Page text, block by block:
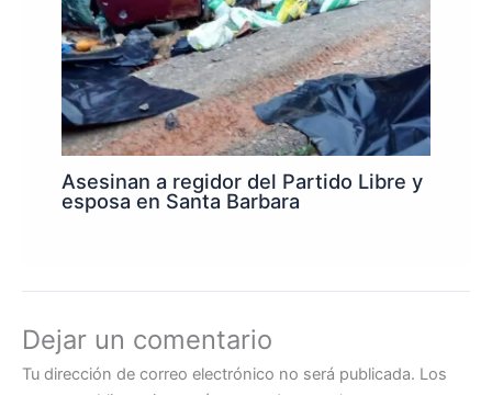
Asesinan a regidor del Partido Libre y
esposa en Santa Barbara
Dejar un comentario
Tu dirección de correo electrónico no será publicada. Los